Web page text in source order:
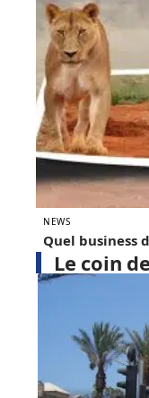
NEWS
Quel business
Le coin